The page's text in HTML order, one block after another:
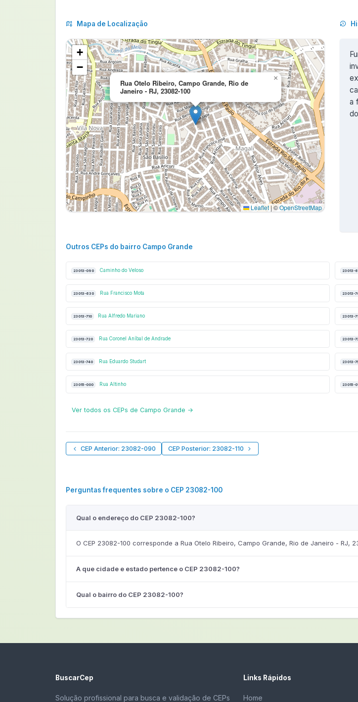
Mapa de Localização
Rua Otelo Ribeiro, Campo Grande, Rio de
Janeiro - RJ, 23082-100
×
+
−
Leaflet |©OpenStreetMap
a
Outros CEPs do bairro Campo Grande
23013-090 Caminho do Veloso 23013-
23013-630 Rua Francisco Mota 23013-
23013-710 Rua Alfredo Mariano 23013-
23013-720 Rua Coronel Aníbal de Andrade 23013-
23013-740 Rua Eduardo Studart 23013-
23015-000 Rua Altinho 23015-
Ver todos os CEPs de Campo Grande →
CEP Anterior: 23082-090 CEP Posterior: 23082-110
Perguntas frequentes sobre o CEP 23082-100
Qual o endereço do CEP 23082-100?
O CEP 23082-100 corresponde a Rua Otelo Ribeiro, Campo Grande, Rio de Janeiro - RJ,
A que cidade e estado pertence o CEP 23082-100?
Qual o bairro do CEP 23082-100?
BuscarCep
Solução profissional para busca e validação de CEPs
Links Rápidos
Home